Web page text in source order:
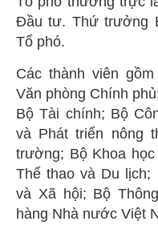
Đầu tư. Thứ trưởng
Tổ phó.
Các thành viên
Văn phòng Chính
Bộ Tài chính; Bộ
và Phát triển nông
trường; Bộ Khoa
Thể thao và Du
và Xã hội; Bộ
hàng Nhà nước Việt